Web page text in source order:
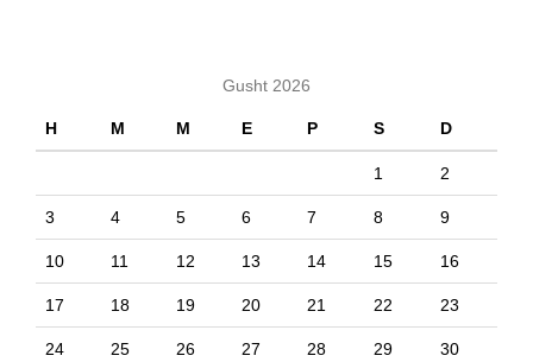
Gusht 2026
H M M E P S D
1 2
3 4 5 6 7 8 9
10 11 12 13 14 15 16
17 18 19 20 21 22 23
24 25 26 27 28 29 30